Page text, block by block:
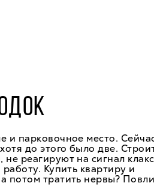
и парковочное место.
до этого было две.
реагируют на сигнал
Купить квартиру и
потом тратить нервы?